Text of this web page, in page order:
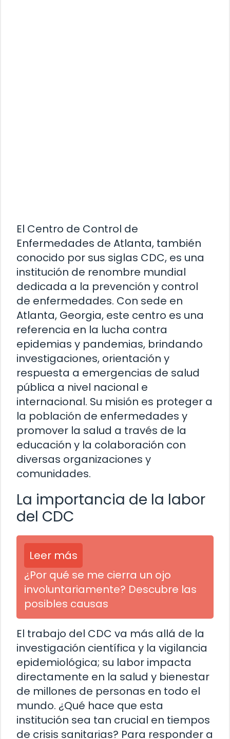
El Centro de Control de
Enfermedades de Atlanta, también
conocido por sus siglas CDC, es una
institución de renombre mundial
dedicada a la prevención y control
de enfermedades. Con sede en
Atlanta, Georgia, este centro es una
referencia en la lucha contra
epidemias y pandemias, brindando
investigaciones, orientación y
respuesta a emergencias de salud
pública a nivel nacional e
internacional. Su misión es proteger a
la población de enfermedades y
promover la salud a través de la
educación y la colaboración con
diversas organizaciones y
comunidades.
La importancia de la labor
del CDC
Leer más
¿Por qué se me cierra un ojo
involuntariamente? Descubre las
posibles causas
El trabajo del CDC va más allá de la
investigación científica y la vigilancia
epidemiológica; su labor impacta
directamente en la salud y bienestar
de millones de personas en todo el
mundo. ¿Qué hace que esta
institución sea tan crucial en tiempos
de crisis sanitarias? Para responder a